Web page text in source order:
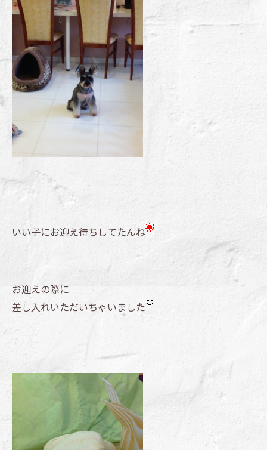
いい子にお迎え待ちしてたんね
お迎えの際に
差し入れいただいちゃいました